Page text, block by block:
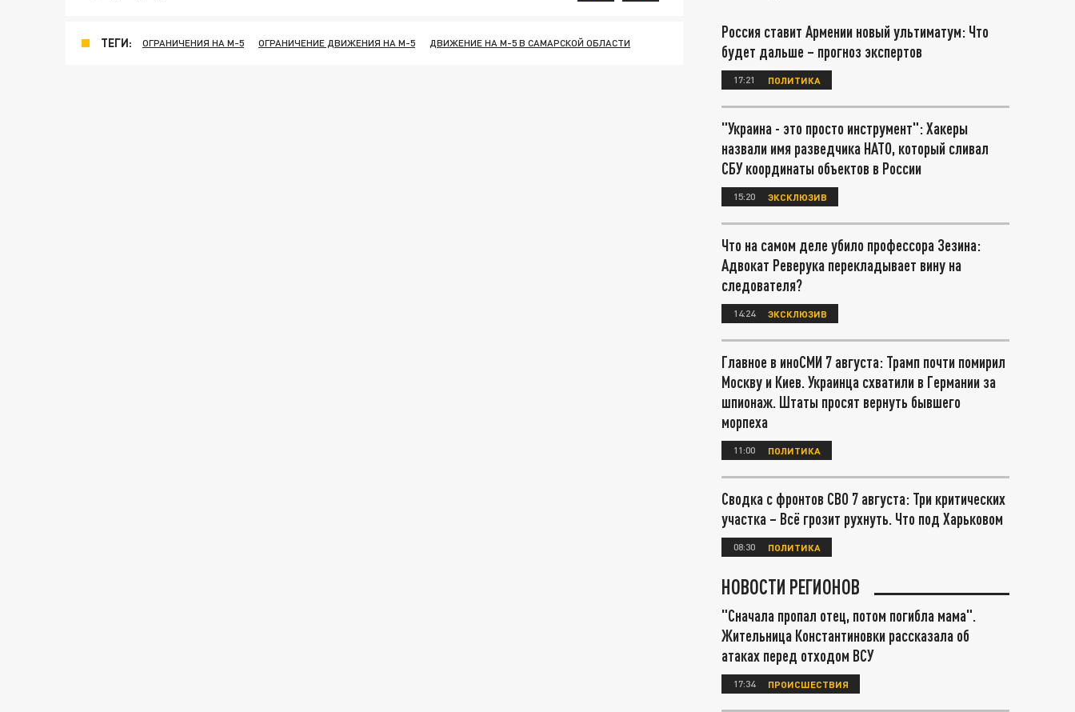
ТЕГИ: ОГРАНИЧЕНИЯ НА М-5 ОГРАНИЧЕНИЕ ДВИЖЕНИЯ НА М-5 ДВИЖЕНИЕ НА М-5 В САМАРСКОЙ ОБЛАСТИ
Россия ставит Армении новый ультиматум: Что
будет дальше – прогноз экспертов
17:21 ПОЛИТИКА
"Украина - это просто инструмент": Хакеры
назвали имя разведчика НАТО, который сливал
СБУ координаты объектов в России
15:20 ЭКСКЛЮЗИВ
Что на самом деле убило профессора Зезина:
Адвокат Реверука перекладывает вину на
следователя?
14:24 ЭКСКЛЮЗИВ
Главное в иноСМИ 7 августа: Трамп почти помирил
Москву и Киев. Украинца схватили в Германии за
шпионаж. Штаты просят вернуть бывшего
морпеха
11:00 ПОЛИТИКА
Сводка с фронтов СВО 7 августа: Три критических
участка – Всё грозит рухнуть. Что под Харьковом
08:30 ПОЛИТИКА
НОВОСТИ РЕГИОНОВ
"Сначала пропал отец, потом погибла мама".
Жительница Константиновки рассказала об
атаках перед отходом ВСУ
17:34 ПРОИСШЕСТВИЯ